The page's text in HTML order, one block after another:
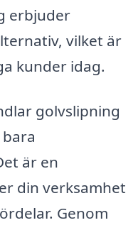
erbjuder
vilket är
kunder idag.
golvslipning
är en
din verksamhet
Genom